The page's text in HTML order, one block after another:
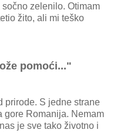
zelenilo. Otimam
žito, ali mi teško
pomoći..."
prirode. S jedne strane
gore Romanija. Nemam
je sve tako životno i